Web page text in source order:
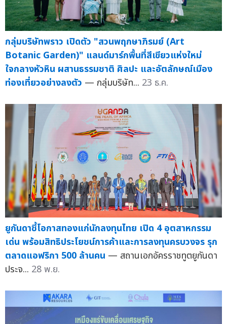
กลุ่มบริษัทพราว เปิดตัว "สวนพฤกษาภิรมย์ (Art
Botanic Garden)" แลนด์มาร์กพื้นที่สีเขียวแห่งใหม่
ใจกลางหัวหิน ผสานธรรมชาติ ศิลปะ และอัตลักษณ์เมือง
ท่องเที่ยวอย่างลงตัว — กลุ่มบริษัท... 23 ธ.ค.
ยูกันดาชี้โอกาสทองแก่นักลงทุนไทย เปิด 4 อุตสาหกรรม
เด่น พร้อมสิทธิประโยชน์การค้าและการลงทุนครบวงจร รุก
ตลาดแอฟริกา 500 ล้านคน — สถานเอกอัครราชทูตยูกันดา
ประจ... 28 พ.ย.